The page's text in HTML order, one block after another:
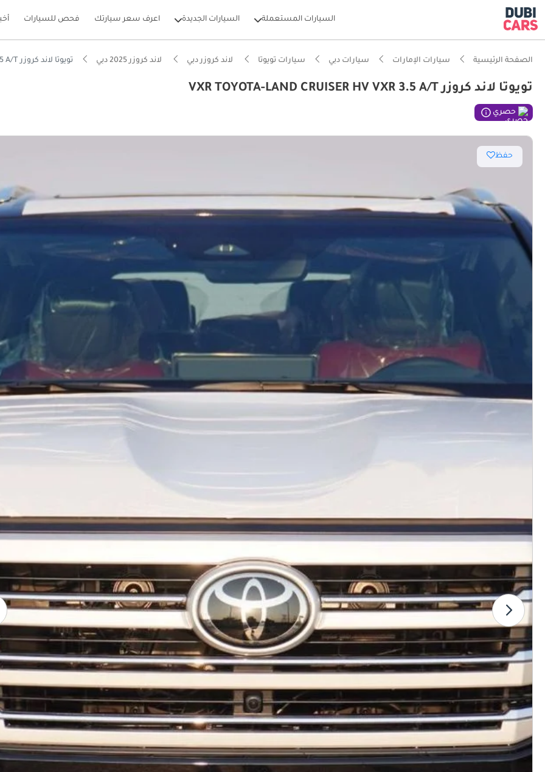
السيارات المستعملة السيارات الجديدة اعرف سعر سيارتك فحص للسيارات
الصفحة الرئيسية سيارات الإمارات سيارات دبي سيارات تويوتا لاند كروزر دبي لاند كروزر 2025 دبي تويوتا لاند كروزر VXR TOYOTA-LAND CRUISER HV VXR 3.5 A/T
تويوتا لاند كروزر VXR TOYOTA-LAND CRUISER HV VXR 3.5 A/T
حصري
حفظ